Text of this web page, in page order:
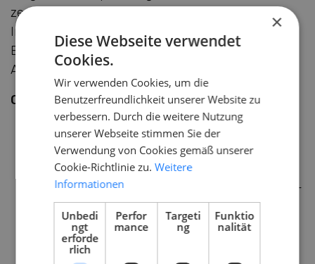
zentrale Spannung bestehen, ein hoher
Innovationswert bei gleichzeitig begrenzter
Effektstärke und großem organisatorischem
Aufwand in der Versorgung.
Quellen (Literaturverzeichnis)
arznei-telegramm. (2025). Lecanemab
(Leqembi) bei früher Alzheimer-Erkrankung.
Retrieved from www.arznei-
telegramm.com/de/6443/lecanemab-leqembi-
bei-frueher-alzheimer-erkrankung
European Medicines Agency. (2025). Leqembi:
EPAR – Product information (Deutsch).
×
Diese Webseite verwendet
Cookies.
Wir verwenden Cookies, um die
Benutzerfreundlichkeit unserer Website zu
verbessern. Durch die weitere Nutzung
unserer Webseite stimmen Sie der
Verwendung von Cookies gemäß unserer
Cookie-Richtlinie zu.Weitere
Informationen
Unbedi
ngt
erforde
rlich
Perfor
mance
Targeti
ng
Funktio
nalität